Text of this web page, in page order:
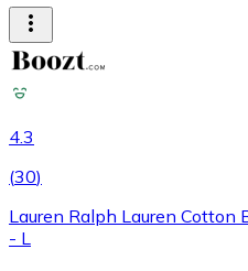
4.3
(30)
Lauren Ralph Lauren
- L